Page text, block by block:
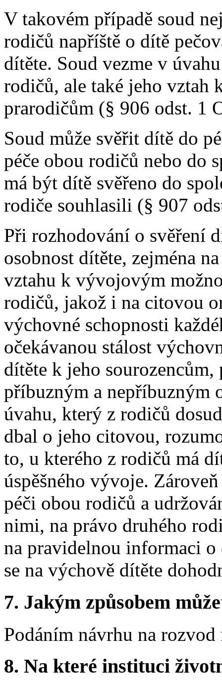
V takovém případě soud
rodičů napříště o dítě
dítěte. Soud vezme v
rodičů, ale také jeho vztah
prarodičům (§ 906 odst. 1
Soud může svěřit dítě do
péče obou rodičů nebo do
má být dítě svěřeno do
rodiče souhlasili (§ 907
Při rozhodování o svěření
osobnost dítěte, zejména
vztahu k vývojovým
rodičů, jakož i na citovou
výchovné schopnosti
očekávanou stálost
dítěte k jeho
příbuzným a nepříbuzným
úvahu, který z rodičů
dbal o jeho citovou,
to, u kterého z rodičů má
úspěšného vývoje.
péči obou rodičů a
nimi, na právo druhého
na pravidelnou informaci o
se na výchově dítěte
7. Jakým způsobem
Podáním návrhu na
8. Na které instituci